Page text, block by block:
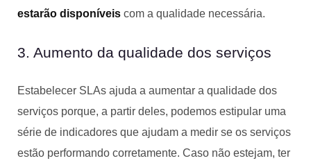
estarão disponíveis com a qualidade necessária.
3. Aumento da qualidade dos serviços
Estabelecer SLAs ajuda a aumentar a qualidade dos
serviços porque, a partir deles, podemos estipular uma
série de indicadores que ajudam a medir se os serviços
estão performando corretamente. Caso não estejam, ter